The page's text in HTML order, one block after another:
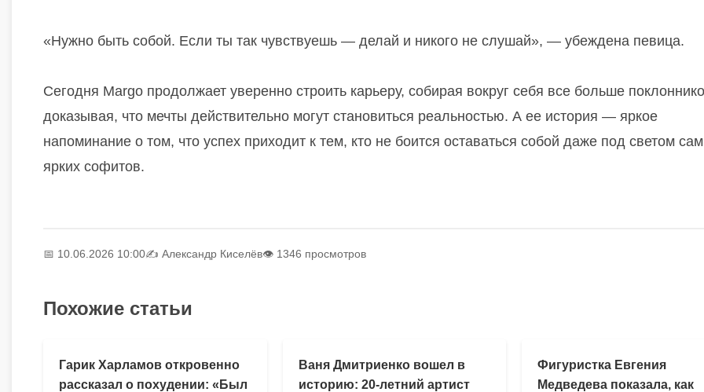
«Нужно быть собой. Если ты так чувствуешь — делай и никого не слушай», — убеждена певица.
Сегодня Margo продолжает уверенно строить карьеру, собирая вокруг себя все больше
доказывая, что мечты действительно могут становиться реальностью. А ее история — яркое
напоминание о том, что успех приходит к тем, кто не боится оставаться собой даже под светом
ярких софитов.
📅 10.06.2026 10:00✍️ Александр Киселёв👁 1346 просмотров
Похожие статьи
Гарик Харламов откровенно
рассказал о похудении: «Был
Ваня Дмитриенко вошел в
историю: 20-летний артист
Фигуристка Евгения
Медведева показала, как